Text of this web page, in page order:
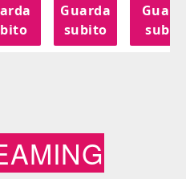
Guarda
subito